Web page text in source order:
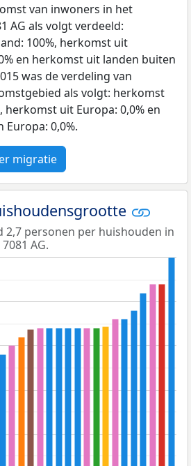
van inwoners in het
AG als volgt verdeeld:
100%, herkomst uit
en herkomst uit landen buiten
was de verdeling van
als volgt: herkomst
herkomst uit Europa: 0,0% en
0,0%.
migratie
2,7 personen per huishouden in
AG.